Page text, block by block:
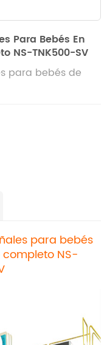
Para Bebés En
NS-TNK500-SV
para bebés de
para bebés
NS-